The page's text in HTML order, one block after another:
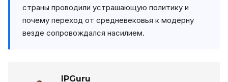
страны проводили устрашающую политику и
почему переход от средневековья к модерну
везде сопровождался насилием.
IPGuru